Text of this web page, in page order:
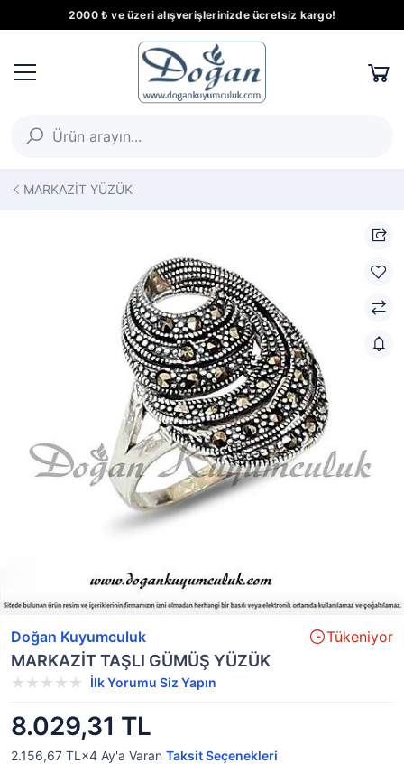
2000 ₺ ve üzeri alışverişlerinizde ücretsiz kargo!
MARKAZİT YÜZÜK
Doğan Kuyumculuk Tükeniyor
MARKAZİT TAŞLI GÜMÜŞ YÜZÜK
İlk Yorumu Siz Yapın
8.029,31 TL
2.156,67 TL×4 Ay'a Varan Taksit Seçenekleri